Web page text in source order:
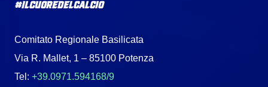
#IlCuoreDelCalcio
Comitato Regionale Basilicata
Via R. Mallet, 1 – 85100 Potenza
Tel: +39.0971.594168/9